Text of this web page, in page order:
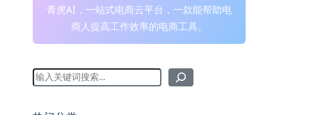
青虎AI，一站式电商云平台，一款能帮助电
商人提高工作效率的电商工具。